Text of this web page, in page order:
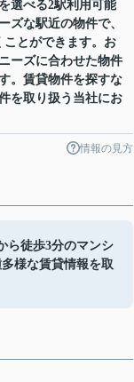
選べる2駅利用可能
ズな駅近の物件で、
ことができます。お
ーズに合わせた物件
。賃貸物件を探すな
を取り扱う当社にお
情報の見方
ら徒歩3分のマンシ
様な賃貸情報を取